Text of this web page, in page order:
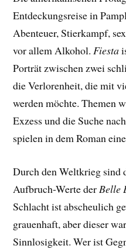
Entdeckungsreise in
Abenteuer, Stierkampf,
vor allem Alkohol.Fiesta
Porträt zwischen zwei
die Verlorenheit, die mit
werden möchte. Themen
Exzess und die Suche
spielen in dem Roman
Durch den Weltkrieg sind
Aufbruch-Werte derBelle
Schlacht ist abscheulich
grauenhaft, aber dieser
Sinnlosigkeit. Wer ist